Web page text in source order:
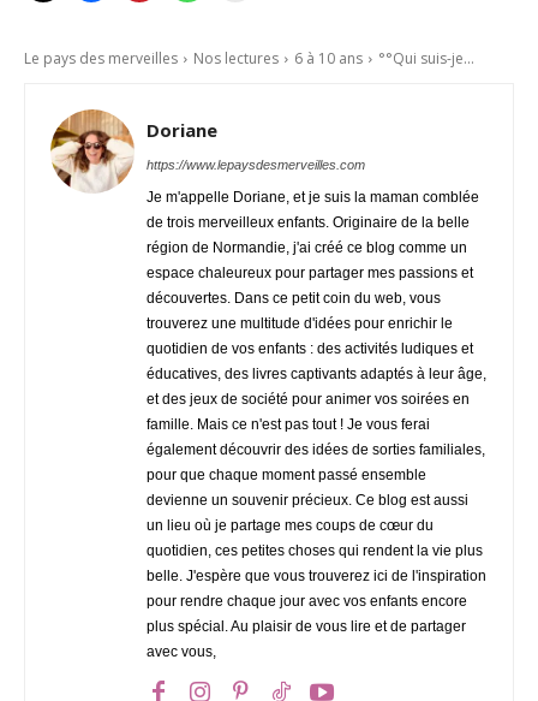
Le pays des merveilles Nos lectures 6 à 10 ans °°Qui suis-je...
Doriane
https://www.lepaysdesmerveilles.com
Je m'appelle Doriane, et je suis la maman comblée
de trois merveilleux enfants. Originaire de la belle
région de Normandie, j'ai créé ce blog comme un
espace chaleureux pour partager mes passions et
découvertes. Dans ce petit coin du web, vous
trouverez une multitude d'idées pour enrichir le
quotidien de vos enfants : des activités ludiques et
éducatives, des livres captivants adaptés à leur âge,
et des jeux de société pour animer vos soirées en
famille. Mais ce n'est pas tout ! Je vous ferai
également découvrir des idées de sorties familiales,
pour que chaque moment passé ensemble
devienne un souvenir précieux. Ce blog est aussi
un lieu où je partage mes coups de cœur du
quotidien, ces petites choses qui rendent la vie plus
belle. J'espère que vous trouverez ici de l'inspiration
pour rendre chaque jour avec vos enfants encore
plus spécial. Au plaisir de vous lire et de partager
avec vous,